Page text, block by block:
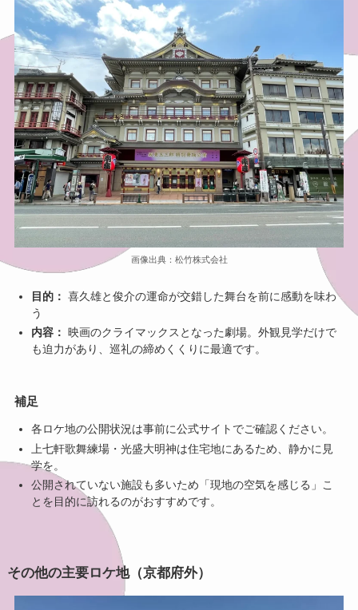
画像出典：松竹株式会社
目的： 喜久雄と俊介の運命が交錯した舞台を前に感動を味わ
う
内容： 映画のクライマックスとなった劇場。外観見学だけで
も迫力があり、巡礼の締めくくりに最適です。
補足
各ロケ地の公開状況は事前に公式サイトでご確認ください。
上七軒歌舞練場・光盛大明神は住宅地にあるため、静かに見
学を。
公開されていない施設も多いため「現地の空気を感じる」こ
とを目的に訪れるのがおすすめです。
その他の主要ロケ地（京都府外）